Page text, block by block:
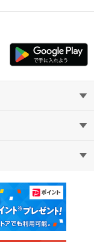
ション
建て
住まいの先生